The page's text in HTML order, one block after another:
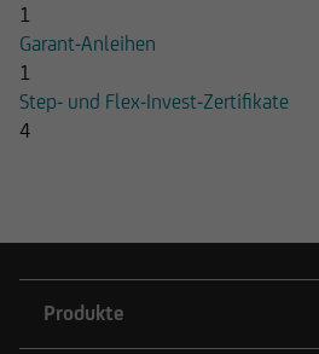
1
Garant-Anleihen
1
Step- und Flex-Invest-Zertifikate
4
Produkte